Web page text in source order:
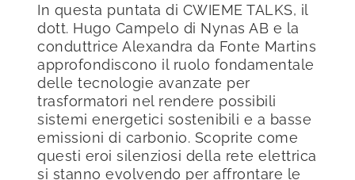
In questa puntata di CWIEME TALKS, il
dott. Hugo Campelo di Nynas AB e la
conduttrice Alexandra da Fonte Martins
approfondiscono il ruolo fondamentale
delle tecnologie avanzate per
trasformatori nel rendere possibili
sistemi energetici sostenibili e a basse
emissioni di carbonio. Scoprite come
questi eroi silenziosi della rete elettrica
si stanno evolvendo per affrontare le